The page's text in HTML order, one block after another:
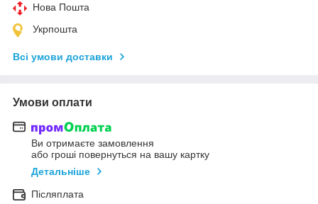
Нова Пошта
Укрпошта
Всі умови доставки
Умови оплати
Ви отримаєте замовлення
або гроші повернуться на вашу картку
Детальніше
Післяплата